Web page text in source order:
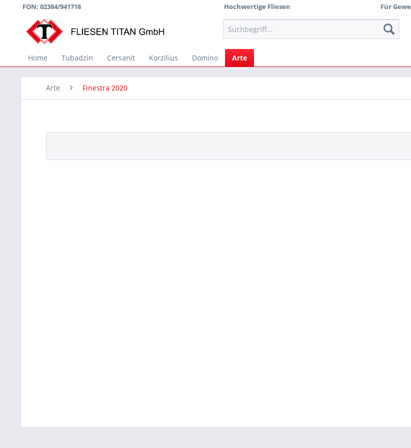
FON: 02384/941718 Hochwertige Fliesen Für
Home Tubadzin Cersanit Korzilius Domino Arte
Arte Finestra 2020